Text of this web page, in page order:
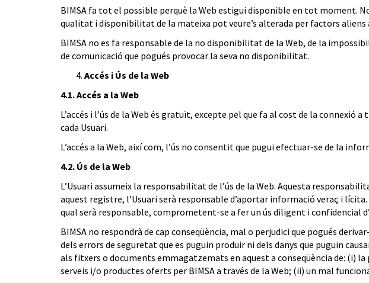
BIMSA fa tot el possible perquè la Web estigui disponible en tot moment.
qualitat i disponibilitat de la mateixa pot veure’s alterada per factors aliens
BIMSA no es fa responsable de la no disponibilitat de la Web, de la
de comunicació que pogués provocar la seva no disponibilitat.
Accés i Ús de la Web
4.1. Accés a la Web
L’accés i l’ús de la Web és gratuït, excepte pel que fa al cost de la
cada Usuari.
L’accés a la Web, així com, l’ús no consentit que pugui efectuar-se de la
4.2. Ús de la Web
L’Usuari assumeix la responsabilitat de l’ús de la Web. Aquesta
aquest registre, l’Usuari serà responsable d’aportar informació veraç i
qual serà responsable, comprometent-se a fer un ús diligent i confidencial
BIMSA no respondrà de cap conseqüència, mal o perjudici que pogués
dels errors de seguretat que es puguin produir ni dels danys que puguin
als fitxers o documents emmagatzemats en aquest a conseqüència de: (i)
serveis i/o productes oferts per BIMSA a través de la Web; (ii) un mal